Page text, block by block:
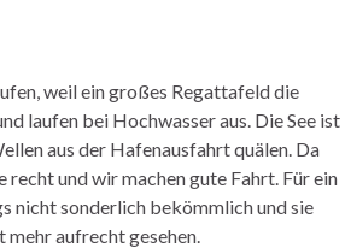
weil ein großes Regattafeld die
laufen bei Hochwasser aus. Die See ist
aus der Hafenausfahrt quälen. Da
und wir machen gute Fahrt. Für ein
nicht sonderlich bekömmlich und sie
aufrecht gesehen.